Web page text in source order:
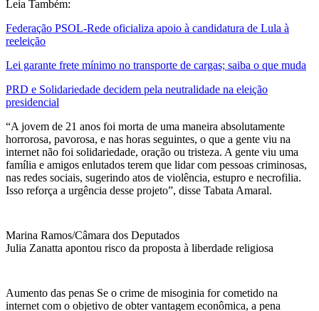
Leia Também:
Federação PSOL-Rede oficializa apoio à candidatura de Lula à
reeleição
Lei garante frete mínimo no transporte de cargas; saiba o que muda
PRD e Solidariedade decidem pela neutralidade na eleição
presidencial
“A jovem de 21 anos foi morta de uma maneira absolutamente
horrorosa, pavorosa, e nas horas seguintes, o que a gente viu na
internet não foi solidariedade, oração ou tristeza. A gente viu uma
família e amigos enlutados terem que lidar com pessoas criminosas,
nas redes sociais, sugerindo atos de violência, estupro e necrofilia.
Isso reforça a urgência desse projeto”, disse Tabata Amaral.
Marina Ramos/Câmara dos Deputados
Julia Zanatta apontou risco da proposta à liberdade religiosa
Aumento das penas Se o crime de misoginia for cometido na
internet com o objetivo de obter vantagem econômica, a pena